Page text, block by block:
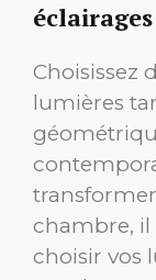
éclairages
Choisissez
lumières
chambre, il
choisir vos